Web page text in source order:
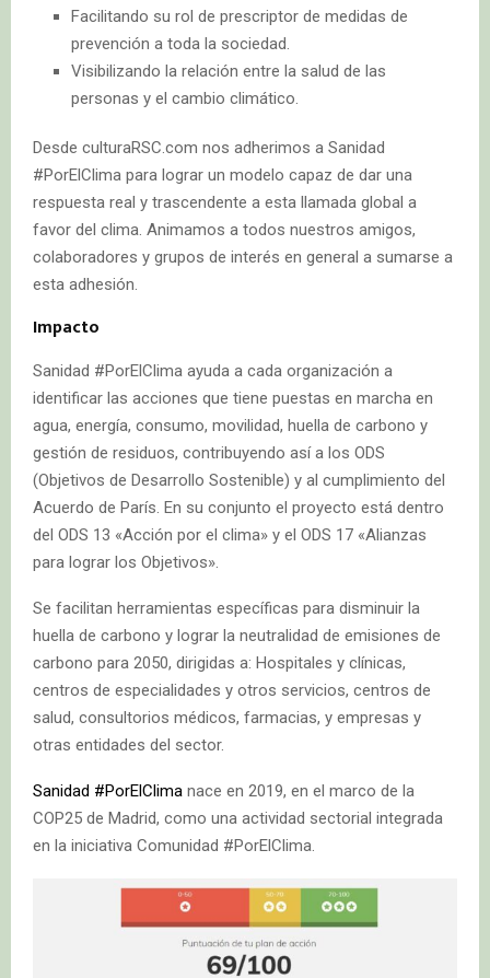
Facilitando su rol de prescriptor de medidas de
prevención a toda la sociedad.
Visibilizando la relación entre la salud de las
personas y el cambio climático.
Desde culturaRSC.com nos adherimos a Sanidad
#PorElClima para lograr un modelo capaz de dar una
respuesta real y trascendente a esta llamada global a
favor del clima. Animamos a todos nuestros amigos,
colaboradores y grupos de interés en general a sumarse a
esta adhesión.
Impacto
Sanidad #PorElClima ayuda a cada organización a
identificar las acciones que tiene puestas en marcha en
agua, energía, consumo, movilidad, huella de carbono y
gestión de residuos, contribuyendo así a los ODS
(Objetivos de Desarrollo Sostenible) y al cumplimiento del
Acuerdo de París. En su conjunto el proyecto está dentro
del ODS 13 «Acción por el clima» y el ODS 17 «Alianzas
para lograr los Objetivos».
Se facilitan herramientas específicas para disminuir la
huella de carbono y lograr la neutralidad de emisiones de
carbono para 2050, dirigidas a: Hospitales y clínicas,
centros de especialidades y otros servicios, centros de
salud, consultorios médicos, farmacias, y empresas y
otras entidades del sector.
Sanidad #PorElClima nace en 2019, en el marco de la
COP25 de Madrid, como una actividad sectorial integrada
en la iniciativa Comunidad #PorElClima.